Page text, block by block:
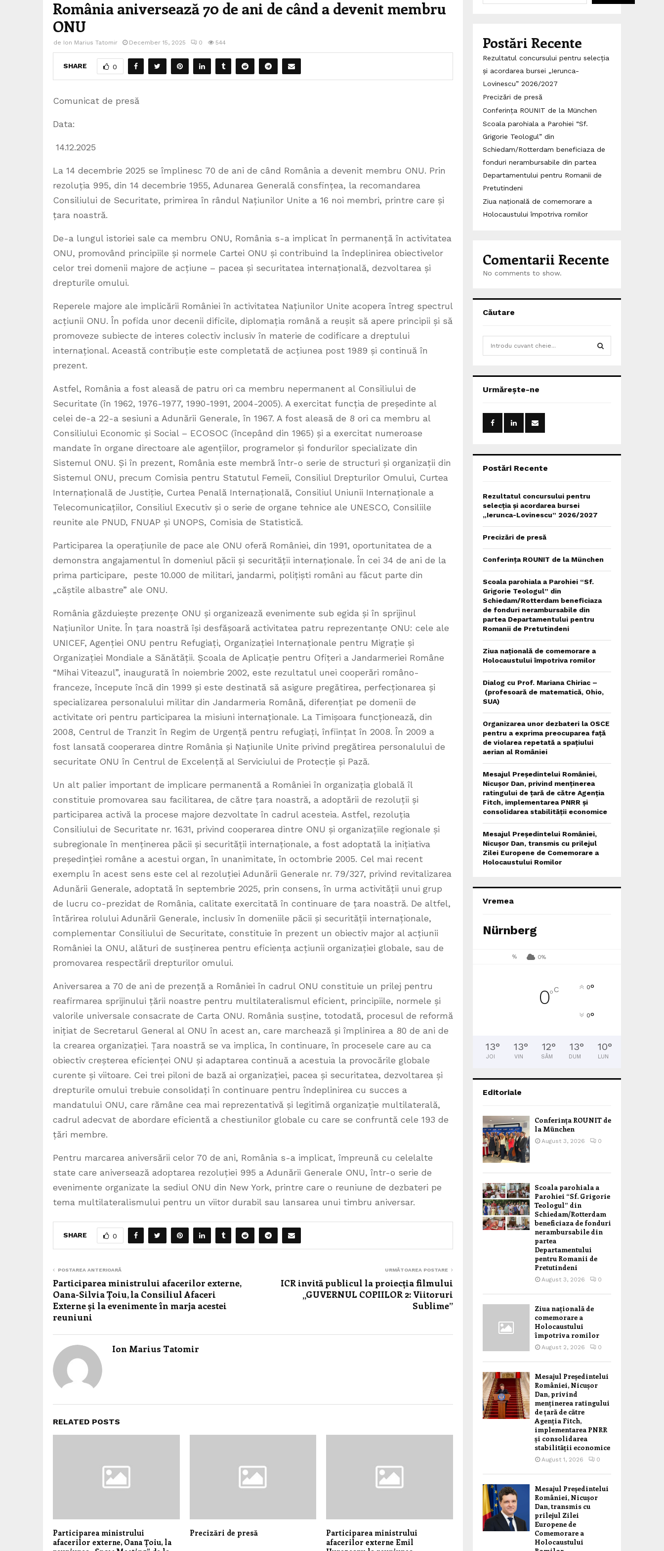
România aniversează 70 de ani de când a devenit membru
ONU
de Ion Marius Tatomir December 15, 2025 0 544
SHARE 0
Comunicat de presă
Data:
14.12.2025
La 14 decembrie 2025 se împlinesc 70 de ani de când România a devenit membru ONU. Prin
rezoluția 995, din 14 decembrie 1955, Adunarea Generală consfințea, la recomandarea
Consiliului de Securitate, primirea în rândul Națiunilor Unite a 16 noi membri, printre care și
țara noastră.
De-a lungul istoriei sale ca membru ONU, România s-a implicat în permanență în activitatea
ONU, promovând principiile și normele Cartei ONU și contribuind la îndeplinirea obiectivelor
celor trei domenii majore de acțiune – pacea și securitatea internațională, dezvoltarea și
drepturile omului.
Reperele majore ale implicării României în activitatea Națiunilor Unite acopera întreg spectrul
acțiunii ONU. În pofida unor decenii dificile, diplomația română a reușit să apere principii și să
promoveze subiecte de interes colectiv inclusiv în materie de codificare a dreptului
internațional. Această contribuție este completată de acțiunea post 1989 și continuă în
prezent.
Astfel, România a fost aleasă de patru ori ca membru nepermanent al Consiliului de
Securitate (în 1962, 1976-1977, 1990-1991, 2004-2005). A exercitat funcția de președinte al
celei de-a 22-a sesiuni a Adunării Generale, în 1967. A fost aleasă de 8 ori ca membru al
Consiliului Economic și Social – ECOSOC (începând din 1965) și a exercitat numeroase
mandate în organe directoare ale agențiilor, programelor și fondurilor specializate din
Sistemul ONU. Și în prezent, România este membră într-o serie de structuri și organizații din
Sistemul ONU, precum Comisia pentru Statutul Femeii, Consiliul Drepturilor Omului, Curtea
Internațională de Justiție, Curtea Penală Internațională, Consiliul Uniunii Internaționale a
Telecomunicațiilor, Consiliul Executiv și o serie de organe tehnice ale UNESCO, Consiliile
reunite ale PNUD, FNUAP și UNOPS, Comisia de Statistică.
Participarea la operațiunile de pace ale ONU oferă României, din 1991, oportunitatea de a
demonstra angajamentul în domeniul păcii și securității internaționale. În cei 34 de ani de la
prima participare, peste 10.000 de militari, jandarmi, polițiști români au făcut parte din
„căștile albastre” ale ONU.
România găzduiește prezențe ONU și organizează evenimente sub egida și în sprijinul
Națiunilor Unite. În țara noastră își desfășoară activitatea patru reprezentanțe ONU: cele ale
UNICEF, Agenției ONU pentru Refugiați, Organizației Internaționale pentru Migrație și
Organizației Mondiale a Sănătății. Școala de Aplicație pentru Ofițeri a Jandarmeriei Române
“Mihai Viteazul”, inaugurată în noiembrie 2002, este rezultatul unei cooperări româno-
franceze, începute încă din 1999 și este destinată să asigure pregătirea, perfecționarea și
specializarea personalului militar din Jandarmeria Română, diferențiat pe domenii de
activitate ori pentru participarea la misiuni internaționale. La Timișoara funcționează, din
2008, Centrul de Tranzit în Regim de Urgență pentru refugiați, înființat în 2008. În 2009 a
fost lansată cooperarea dintre România și Națiunile Unite privind pregătirea personalului de
securitate ONU în Centrul de Excelență al Serviciului de Protecție și Pază.
Un alt palier important de implicare permanentă a României în organizația globală îl
constituie promovarea sau facilitarea, de către țara noastră, a adoptării de rezoluții și
participarea activă la procese majore dezvoltate în cadrul acesteia. Astfel, rezoluția
Consiliului de Securitate nr. 1631, privind cooperarea dintre ONU și organizațiile regionale și
subregionale în menținerea păcii și securității internaționale, a fost adoptată la inițiativa
președinției române a acestui organ, în unanimitate, în octombrie 2005. Cel mai recent
exemplu în acest sens este cel al rezoluției Adunării Generale nr. 79/327, privind revitalizarea
Adunării Generale, adoptată în septembrie 2025, prin consens, în urma activității unui grup
de lucru co-prezidat de România, calitate exercitată în continuare de țara noastră. De altfel,
întărirea rolului Adunării Generale, inclusiv în domeniile păcii și securității internaționale,
complementar Consiliului de Securitate, constituie în prezent un obiectiv major al acțiunii
României la ONU, alături de susținerea pentru eficiența acțiunii organizației globale, sau de
promovarea respectării drepturilor omului.
Aniversarea a 70 de ani de prezență a României în cadrul ONU constituie un prilej pentru
reafirmarea sprijinului țării noastre pentru multilateralismul eficient, principiile, normele și
valorile universale consacrate de Carta ONU. România susține, totodată, procesul de reformă
inițiat de Secretarul General al ONU în acest an, care marchează și împlinirea a 80 de ani de
la crearea organizației. Țara noastră se va implica, în continuare, în procesele care au ca
obiectiv creșterea eficienței ONU și adaptarea continuă a acestuia la provocările globale
curente și viitoare. Cei trei piloni de bază ai organizației, pacea și securitatea, dezvoltarea și
drepturile omului trebuie consolidați în continuare pentru îndeplinirea cu succes a
mandatului ONU, care rămâne cea mai reprezentativă și legitimă organizație multilaterală,
cadrul adecvat de abordare eficientă a chestiunilor globale cu care se confruntă cele 193 de
țări membre.
Pentru marcarea aniversării celor 70 de ani, România s-a implicat, împreună cu celelalte
state care aniversează adoptarea rezoluției 995 a Adunării Generale ONU, într-o serie de
evenimente organizate la sediul ONU din New York, printre care o reuniune de dezbateri pe
tema multilateralismului pentru un viitor durabil sau lansarea unui timbru aniversar.
SHARE 0
POSTAREA ANTERIOARĂ
Participarea ministrului afacerilor externe,
Oana-Silvia Țoiu, la Consiliul Afaceri
Externe și la evenimente în marja acestei
reuniuni
URMĂTOAREA POSTARE
ICR invită publicul la proiecția filmului
„GUVERNUL COPIILOR 2: Viitoruri
Sublime”
Ion Marius Tatomir
RELATED POSTS
Participarea ministrului
afacerilor externe, Oana Țoiu, la
Precizări de presă
Participarea ministrului
afacerilor externe Emil
Postări Recente
Rezultatul concursului pentru selecția
și acordarea bursei „Ierunca-
Lovinescu” 2026/2027
Precizări de presă
Conferința ROUNIT de la München
Scoala parohiala a Parohiei “Sf.
Grigorie Teologul” din
Schiedam/Rotterdam beneficiaza de
fonduri nerambursabile din partea
Departamentului pentru Romanii de
Pretutindeni
Ziua națională de comemorare a
Holocaustului împotriva romilor
Comentarii Recente
No comments to show.
Căutare
h
o
:
Urmărește-ne
Postări Recente
Rezultatul concursului pentru
selecția și acordarea bursei
„Ierunca-Lovinescu” 2026/2027
Precizări de presă
Conferința ROUNIT de la München
Scoala parohiala a Parohiei “Sf.
Grigorie Teologul” din
Schiedam/Rotterdam beneficiaza
de fonduri nerambursabile din
partea Departamentului pentru
Romanii de Pretutindeni
Ziua națională de comemorare a
Holocaustului împotriva romilor
Dialog cu Prof. Mariana Chiriac –
(profesoară de matematică, Ohio,
SUA)
Organizarea unor dezbateri la OSCE
pentru a exprima preocuparea față
de violarea repetată a spațiului
aerian al României
Mesajul Președintelui României,
Nicușor Dan, privind menținerea
ratingului de țară de către Agenția
Fitch, implementarea PNRR și
consolidarea stabilității economice
Mesajul Președintelui României,
Nicușor Dan, transmis cu prilejul
Zilei Europene de Comemorare a
Holocaustului Romilor
Vremea
Nürnberg
% 0%
0°C 0°
0°
13°
JOI
13°
VIN
12°
SÂM
13°
DUM
10°
LUN
Editoriale
Conferința ROUNIT de
la München
August 3, 2026 0
Scoala parohiala a
Parohiei “Sf. Grigorie
Teologul” din
Schiedam/Rotterdam
beneficiaza de fonduri
nerambursabile din
partea
Departamentului
pentru Romanii de
Pretutindeni
August 3, 2026 0
Ziua națională de
comemorare a
Holocaustului
împotriva romilor
August 2, 2026 0
Mesajul Președintelui
României, Nicușor
Dan, privind
menținerea ratingului
de țară de către
Agenția Fitch,
implementarea PNRR
și consolidarea
stabilității economice
August 1, 2026 0
Mesajul Președintelui
României, Nicușor
Dan, transmis cu
prilejul Zilei
Europene de
Comemorare a
Holocaustului